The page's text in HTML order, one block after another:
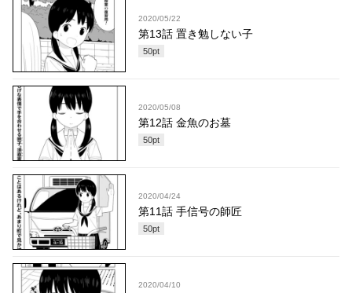
2020/05/22
第13話 置き勉しない子
50pt
2020/05/08
第12話 金魚のお墓
50pt
2020/04/24
第11話 手信号の師匠
50pt
2020/04/10